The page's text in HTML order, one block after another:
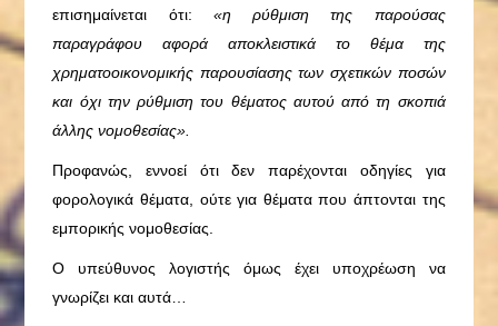
επισημαίνεται ότι: «η ρύθμιση της παρούσας
παραγράφου αφορά αποκλειστικά το θέμα της
χρηματοοικονομικής παρουσίασης των σχετικών ποσών
και όχι την ρύθμιση του θέματος αυτού από τη σκοπιά
άλλης νομοθεσίας».
Προφανώς, εννοεί ότι δεν παρέχονται οδηγίες για
φορολογικά θέματα, ούτε για θέματα που άπτονται της
εμπορικής νομοθεσίας.
Ο υπεύθυνος λογιστής όμως έχει υποχρέωση να
γνωρίζει και αυτά…